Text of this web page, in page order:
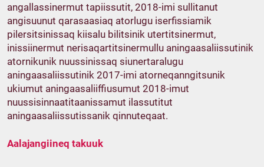
angallassinermut tapiissutit, 2018-imi sullitanut
angisuunut qarasaasiaq atorlugu iserfissiamik
pilersitsinissaq kiisalu bilitsinik utertitsinermut,
inissiinermut nerisaqartitsinermullu aningaasaliissutinik
atornikunik nuussinissaq siunertaralugu
aningaasaliissutinik 2017-imi atorneqanngitsunik
ukiumut aningaasaliiffiusumut 2018-imut
nuussisinnaatitaanissamut ilassutitut
aningaasaliissutissanik qinnuteqaat.
Aalajangiineq takuuk